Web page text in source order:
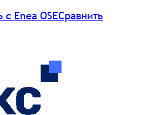
с Enea OSEСравнить